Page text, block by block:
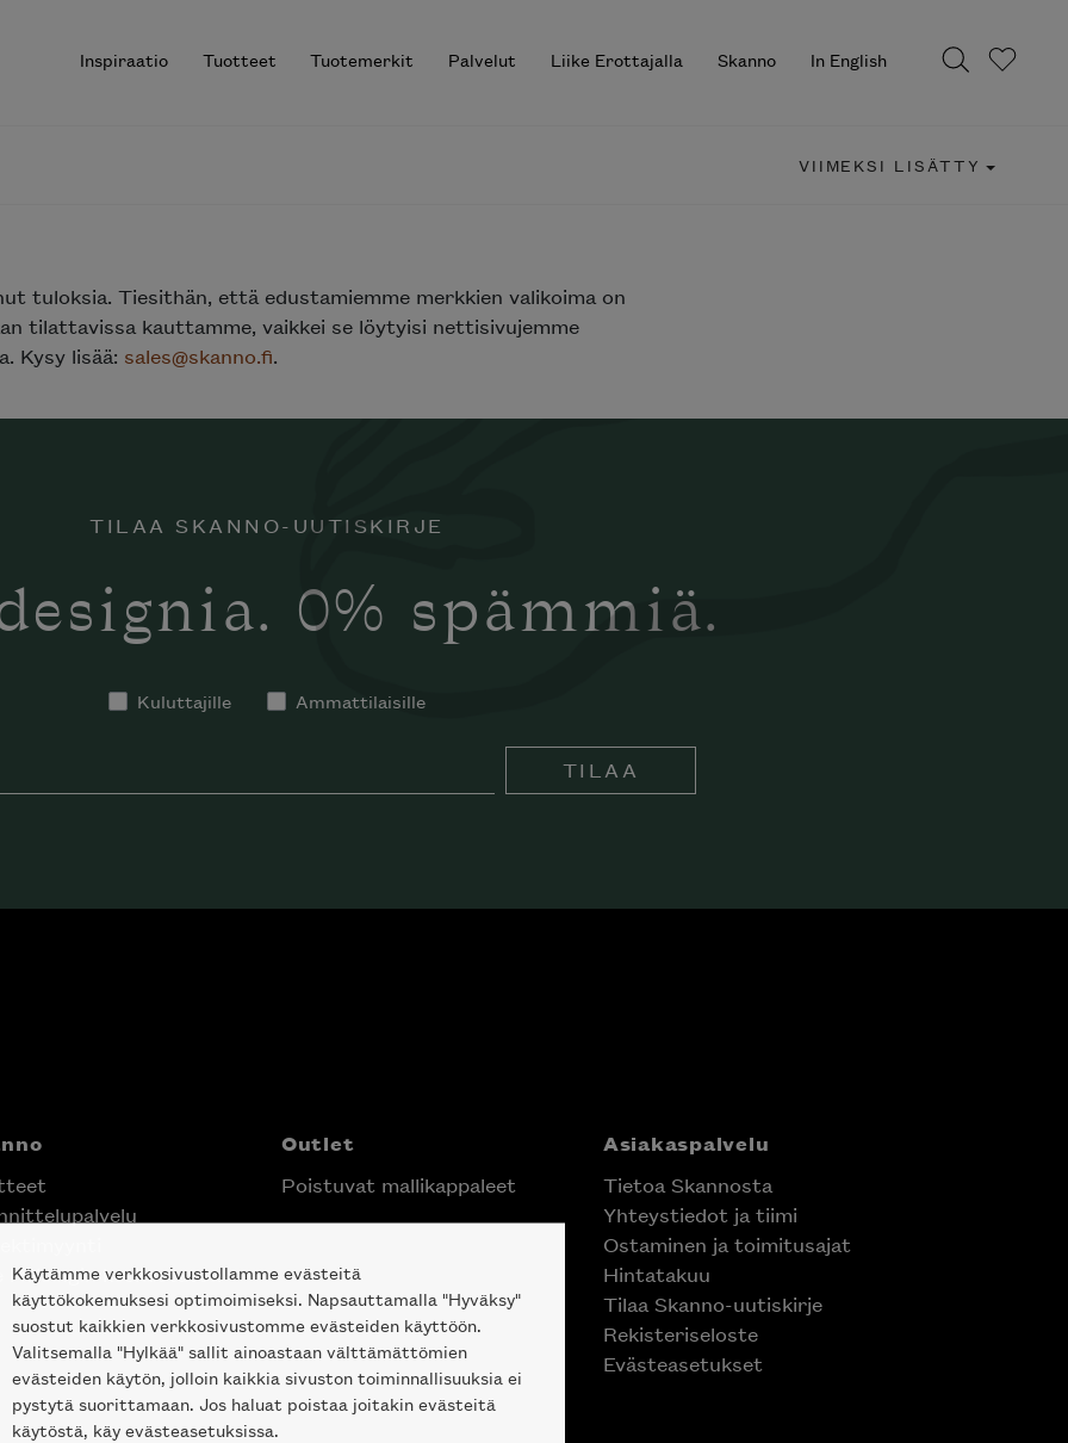
Inspiraatio Tuotteet Tuotemerkit Palvelut Liike Erottajalla Skanno In English
VIIMEKSI LISÄTTY
tuloksia. Tiesithän, että edustamiemme merkkien valikoima on
tilattavissa kauttamme, vaikkei se löytyisi nettisivujemme
Kysy lisää: sales@skanno.fi.
TILAA SKANNO-UUTISKIRJE
0% spämmiä.
Kuluttajille Ammattilaisille
TILAA
Helsingin keskustassa
Outlet
Poistuvat mallikappaleet
Asiakaspalvelu
Tietoa Skannosta
Yhteystiedot ja tiimi
Ostaminen ja toimitusajat
Hintatakuu
Tilaa Skanno-uutiskirje
Rekisteriseloste
Evästeasetukset
Käytämme verkkosivustollamme evästeitä
käyttökokemuksesi optimoimiseksi. Napsauttamalla "Hyväksy"
suostut kaikkien verkkosivustomme evästeiden käyttöön.
Valitsemalla "Hylkää" sallit ainoastaan välttämättömien
evästeiden käytön, jolloin kaikkia sivuston toiminnallisuuksia ei
pystytä suorittamaan. Jos haluat poistaa joitakin evästeitä
käytöstä, käy evästeasetuksissa.